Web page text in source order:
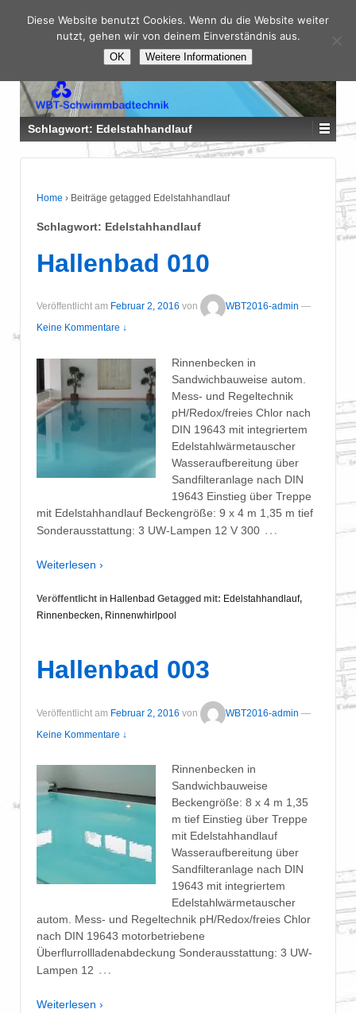
Schlagwort: Edelstahhandlauf
Home › Beiträge getagged Edelstahhandlauf
Schlagwort: Edelstahhandlauf
Hallenbad 010
Veröffentlicht am Februar 2, 2016 von WBT2016-admin —
Keine Kommentare ↓
Rinnenbecken in
Sandwichbauweise autom.
Mess- und Regeltechnik
pH/Redox/freies Chlor nach
DIN 19643 mit integriertem
Edelstahlwärmetauscher
Wasseraufbereitung über
Sandfilteranlage nach DIN
19643 Einstieg über Treppe
mit Edelstahhandlauf Beckengröße: 9 x 4 m 1,35 m tief
Sonderausstattung: 3 UW-Lampen 12 V 300 …
Weiterlesen ›
Veröffentlicht in Hallenbad Getagged mit: Edelstahhandlauf,
Rinnenbecken, Rinnenwhirlpool
Hallenbad 003
Veröffentlicht am Februar 2, 2016 von WBT2016-admin —
Keine Kommentare ↓
Rinnenbecken in
Sandwichbauweise
Beckengröße: 8 x 4 m 1,35
m tief Einstieg über Treppe
mit Edelstahhandlauf
Wasseraufbereitung über
Sandfilteranlage nach DIN
19643 mit integriertem
Edelstahlwärmetauscher
autom. Mess- und Regeltechnik pH/Redox/freies Chlor
nach DIN 19643 motorbetriebene
Überflurrollladenabdeckung Sonderausstattung: 3 UW-
Lampen 12 …
Weiterlesen ›
Diese Website benutzt Cookies. Wenn du die Website weiter
nutzt, gehen wir von deinem Einverständnis aus.
OK Weitere Informationen